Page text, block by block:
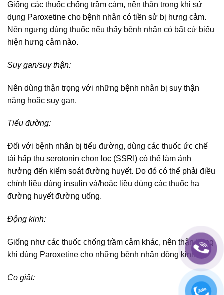
Giống các thuốc chống trầm cảm, nên thận trọng khi sử
dụng Paroxetine cho bệnh nhân có tiền sử bị hưng cảm.
Nên ngưng dùng thuốc nếu thấy bệnh nhân có bất cứ biểu
hiện hưng cảm nào.
Suy gan/suy thận:
Nên dùng thận trọng với những bệnh nhân bị suy thận
nặng hoặc suy gan.
Tiểu đường:
Đối với bệnh nhân bị tiểu đường, dùng các thuốc ức chế
tái hấp thu serotonin chọn lọc (SSRI) có thể làm ảnh
hưởng đến kiểm soát đường huyết. Do đó có thể phải điều
chỉnh liều dùng insulin và/hoặc liều dùng các thuốc hạ
đường huyết đường uống.
Động kinh:
Giống như các thuốc chống trầm cảm khác, nên thận trọng
khi dùng Paroxetine cho những bệnh nhân động kinh.
Co giật: